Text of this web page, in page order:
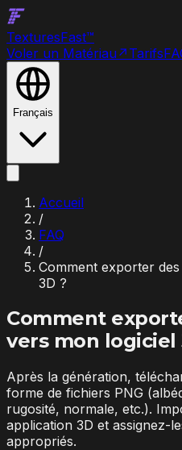
TexturesFast™
Voler un Matériau ↗ Tarifs
Français
Accueil
/
FAQ
/
Comment exporter
3D ?
Comment
vers mon logiciel
Après la génération,
forme de fichiers PNG
rugosité, normale, etc.).
application 3D et assignez-
appropriés.